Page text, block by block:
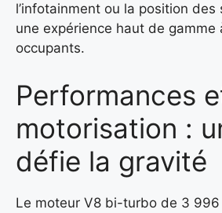
l’infotainment ou la position
une expérience haut de gamme
occupants.
Performances
motorisation :
défie la gravité
Le moteur V8 bi-turbo de 3 996